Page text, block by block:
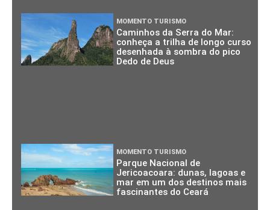
MOMENTO TURISMO
Caminhos da Serra do Mar:
conheça a trilha de longo curso
desenhada à sombra do pico
Dedo de Deus
MOMENTO TURISMO
Parque Nacional de
Jericoacoara: dunas, lagoas e
mar em um dos destinos mais
fascinantes do Ceará